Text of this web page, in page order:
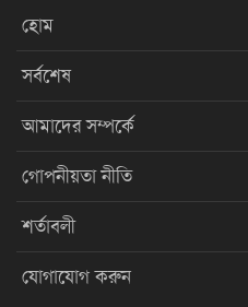
হোম
সর্বশেষ
আমাদের সম্পর্কে
গোপনীয়তা নীতি
শর্তাবলী
যোগাযোগ করুন